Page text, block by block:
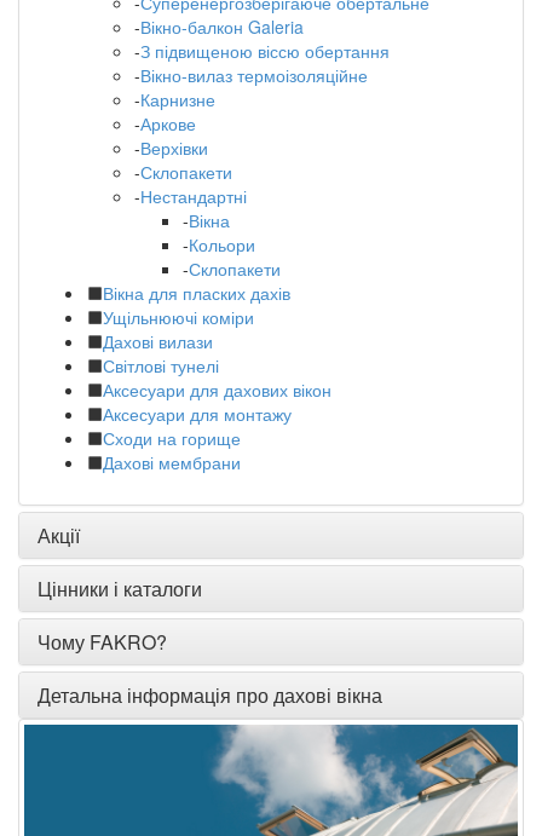
-Вікно-балкон Galeria
-З підвищеною віссю обертання
-Вікно-вилаз термоізоляційне
-Карнизне
-Аркове
-Верхівки
-Склопакети
-Нестандартні
-Вікна
-Кольори
-Склопакети
Вікна для пласких дахів
Ущільнюючі коміри
Дахові вилази
Світлові тунелі
Аксесуари для дахових вікон
Аксесуари для монтажу
Сходи на горище
Дахові мембрани
Акції
Цінники і каталоги
Чому FAKRO?
Детальна інформація про дахові вікна